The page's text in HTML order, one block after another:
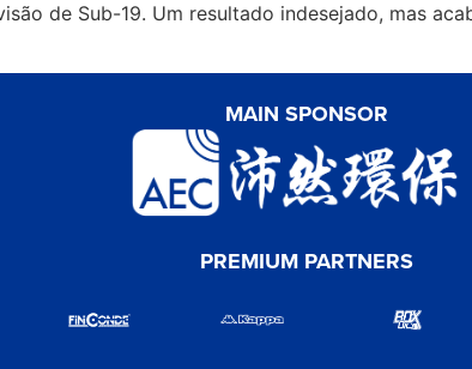
de Sub-19. Um resultado indesejado, mas
MAIN SPONSOR
PREMIUM PARTNERS